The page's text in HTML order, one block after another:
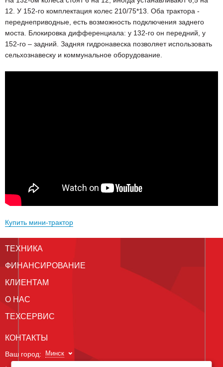
12. У 152-го комплектация колес 210/75*13. Оба трактора -
переднеприводные, есть возможность подключения заднего
моста. Блокировка дифференциала: у 132-го он передний, у
152-го – задний. Задняя гидронавеска позволяет использовать
сельхознавеску и коммунальное оборудование.
Купить мини-трактор
ТЕХНИКА
ФИНАНСИРОВАНИЕ
КЛИЕНТАМ
О НАС
ТЕХСЕРВИС
КОНТАКТЫ
Ваш город: Минск